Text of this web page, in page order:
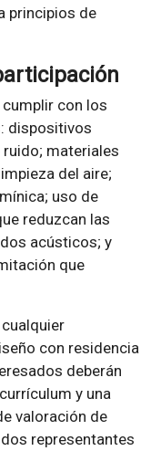
principios de
con los
dispositivos
materiales
del aire;
uso de
reduzcan las
acústicos; y
que
con residencia
deberán
y una
valoración de
representantes